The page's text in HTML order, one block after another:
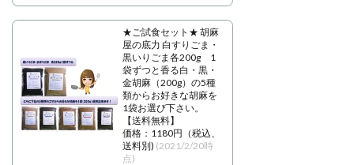
★ご試食セット★ 胡麻
屋の底力 白すりごま・
黒いりごま各200g 1
袋ずつと香る白・黒・
金胡麻（200g）の5種
類からお好きな胡麻を
1袋お選び下さい。
【送料無料】
価格：1180円（税込、
送料別) (2021/2/20時
点)